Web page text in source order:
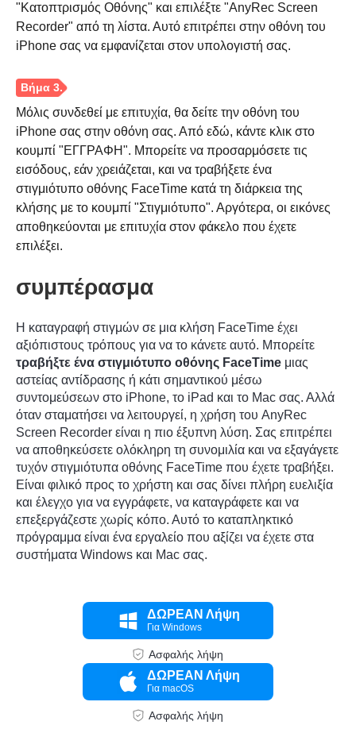
Βήμα 3.
Βήμα 4.
"Κατοπτρισμός Οθόνης" και επιλέξτε "AnyRec Screen
Recorder" από τη λίστα. Αυτό επιτρέπει στην οθόνη του
iPhone σας να εμφανίζεται στον υπολογιστή σας.
Μόλις συνδεθεί με επιτυχία, θα δείτε την οθόνη του
iPhone σας στην οθόνη σας. Από εδώ, κάντε κλικ στο
κουμπί "ΕΓΓΡΑΦΗ". Μπορείτε να προσαρμόσετε τις
εισόδους, εάν χρειάζεται, και να τραβήξετε ένα
στιγμιότυπο οθόνης FaceTime κατά τη διάρκεια της
κλήσης με το κουμπί "Στιγμιότυπο". Αργότερα, οι εικόνες
αποθηκεύονται με επιτυχία στον φάκελο που έχετε
επιλέξει.
συμπέρασμα
Η καταγραφή στιγμών σε μια κλήση FaceTime έχει
αξιόπιστους τρόπους για να το κάνετε αυτό. Μπορείτε
τραβήξτε ένα στιγμιότυπο οθόνης FaceTime μιας
αστείας αντίδρασης ή κάτι σημαντικού μέσω
συντομεύσεων στο iPhone, το iPad και το Mac σας. Αλλά
όταν σταματήσει να λειτουργεί, η χρήση του AnyRec
Screen Recorder είναι η πιο έξυπνη λύση. Σας επιτρέπει
να αποθηκεύσετε ολόκληρη τη συνομιλία και να εξαγάγετε
τυχόν στιγμιότυπα οθόνης FaceTime που έχετε τραβήξει.
Είναι φιλικό προς το χρήστη και σας δίνει πλήρη ευελιξία
και έλεγχο για να εγγράφετε, να καταγράφετε και να
επεξεργάζεστε χωρίς κόπο. Αυτό το καταπληκτικό
πρόγραμμα είναι ένα εργαλείο που αξίζει να έχετε στα
συστήματα Windows και Mac σας.
ΔΩΡΕΑΝ Λήψη
Για Windows
Ασφαλής λήψη
ΔΩΡΕΑΝ Λήψη
Για macOS
Ασφαλής λήψη